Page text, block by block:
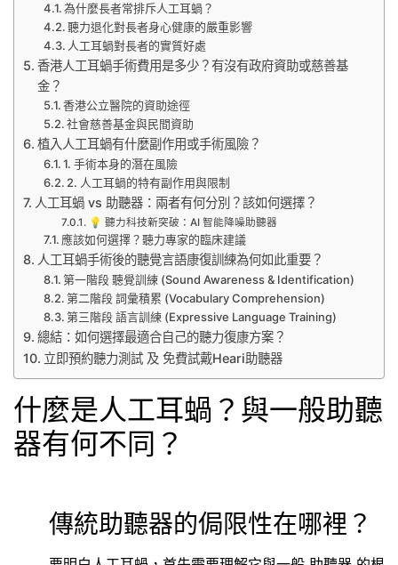
為什麼長者常排斥人工耳蝸？
聽力退化對長者身心健康的嚴重影響
人工耳蝸對長者的實質好處
香港人工耳蝸手術費用是多少？有沒有政府資助或慈善基
金？
香港公立醫院的資助途徑
社會慈善基金與民間資助
植入人工耳蝸有什麼副作用或手術風險？
1. 手術本身的潛在風險
2. 人工耳蝸的特有副作用與限制
人工耳蝸 vs 助聽器：兩者有何分別？該如何選擇？
💡 聽力科技新突破：AI 智能降噪助聽器
應該如何選擇？聽力專家的臨床建議
人工耳蝸手術後的聽覺言語康復訓練為何如此重要？
第一階段 聽覺訓練 (Sound Awareness & Identification)
第二階段 詞彙積累 (Vocabulary Comprehension)
第三階段 語言訓練 (Expressive Language Training)
總結：如何選擇最適合自己的聽力復康方案？
立即預約聽力測試 及 免費試戴Heari助聽器
什麼是人工耳蝸？與一般助聽
器有何不同？
傳統助聽器的侷限性在哪裡？